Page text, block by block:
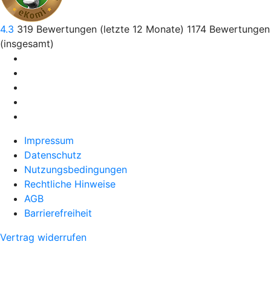
4.3 319 Bewertungen (letzte 12 Monate) 1174 Bewertungen
(insgesamt)
Impressum
Datenschutz
Nutzungsbedingungen
Rechtliche Hinweise
AGB
Barrierefreiheit
Vertrag widerrufen